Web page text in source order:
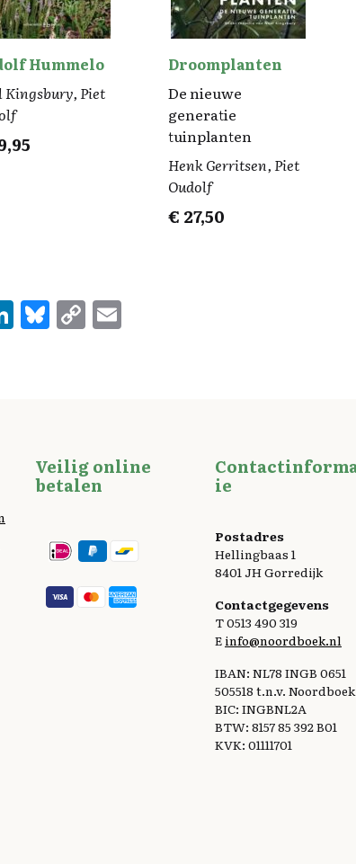
Hummelo
Kingsbury, Piet
Droomplanten
De nieuwe
generatie
tuinplanten
Henk Gerritsen, Piet
Oudolf
€ 27,50
Li
n
Bl
u
C
o
n
k
Veilig online
betalen ie
Postadres
Hellingbaas 1
8401 JH Gorredijk
Contactgegevens
T 0513 490 319
E info@noordboek.nl
IBAN: NL78 INGB 0651
505518 t.n.v. Noordboek
BIC: INGBNL2A
BTW: 8157 85 392 B01
KVK: 01111701